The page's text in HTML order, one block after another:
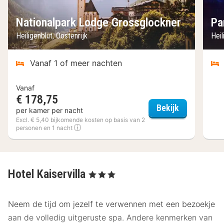
Nationalpark Lodge Grossglockner
Heiligenblut, Oostenrijk
Vanaf 1 of meer nachten
Vanaf
€ 178,75
per kamer per nacht
Excl. € 5,40 bijkomende kosten op basis van 2
personen en 1 nacht
Bekijk
Hotel Kaiservilla , 3 Sterren
Neem de tijd om jezelf te verwennen met een bezoekje
aan de volledig uitgeruste spa. Andere kenmerken van